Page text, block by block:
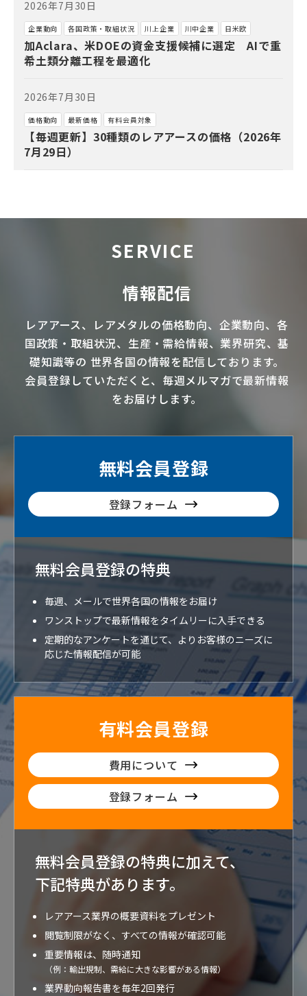
2026年7月30日
企業動向 各国政策・取組状況 川上企業 川中企業 日米欧
加Aclara、米DOEの資金支援候補に選定 AIで重
希土類分離工程を最適化
2026年7月30日
価格動向 最新価格 有料会員対象
【毎週更新】30種類のレアアースの価格（2026年
7月29日）
SERVICE
情報配信
レアアース、 レアメタルの価格動向、企業動向、各
国政策・取組状況、生産・需給情報、業界研究、基
礎知識等の 世界各国の情報を配信 しております。
会員登録していただくと、毎週メルマガで最新情報
をお届けします。
無料会員登録
登録フォーム
無料会員登録の特典
毎週、メールで世界各国の情報をお届け
ワンストップで最新情報をタイムリーに入手できる
定期的なアンケートを通じて、よりお客様のニーズに
応じた情報配信が可能
有料会員登録
費用について
登録フォーム
無料会員登録の特典に加えて、
下記特典があります。
レアアース業界の概要資料をプレゼント
閲覧制限がなく、すべての情報が確認可能
重要情報は、随時通知
（例：輸出規制、需給に大きな影響がある情報）
業界動向報告書を毎年2回発行